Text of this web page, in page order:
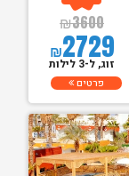
₪3600
₪2729
זוג, ל-3 לילות
פרטים